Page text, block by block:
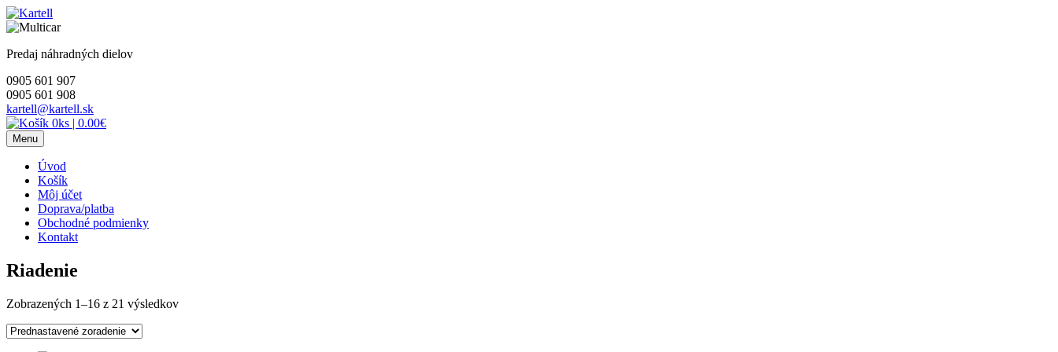
Skip
to
Predaj náhradných dielov
0905 601 907
0905 601 908
kartell@kartell.sk
0ks | 0.00€
Menu
Úvod
Košík
Môj účet
Doprava/platba
Obchodné podmienky
Kontakt
Riadenie
Zobrazených 1–16 z 21 výsledkov